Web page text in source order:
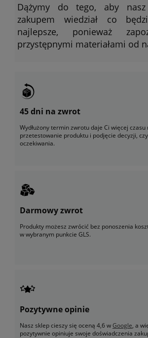
Dążymy do tego, aby
zakupem wiedział co
najlepsze, ponieważ
przystępnymi materiałami od
45 dni na zwrot
Wydłużony termin zwrotu daje Ci więcej czasu
przetestowanie produktu i podjęcie decyzji, czy
oczekiwania.
Darmowy zwrot
Produkty możesz zwrócić bez ponoszenia
w wybranym punkcie GLS.
Pozytywne opinie
Nasz sklep cieszy się oceną 4,6 wGoogle, a
pozytywnie opiniuje swoje doświadczenia